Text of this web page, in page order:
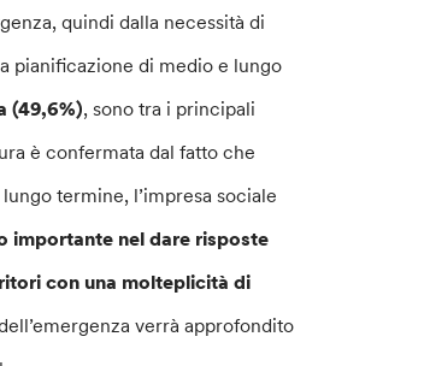
quindi dalla necessità di
pianificazione di medio e lungo
(49,6%), sono tra i principali
è confermata dal fatto che
termine, l’impresa sociale
importante nel dare risposte
con una molteplicità di
verrà approfondito